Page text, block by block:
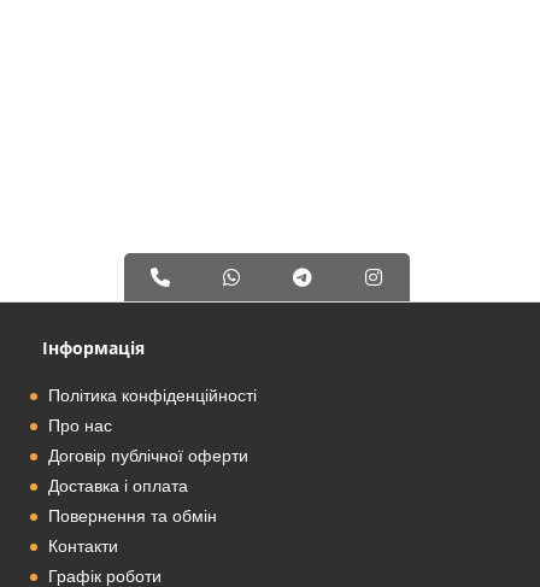
Інформація
Політика конфіденційності
Про нас
Договір публічної оферти
Доставка і оплата
Повернення та обмін
Контакти
Графік роботи